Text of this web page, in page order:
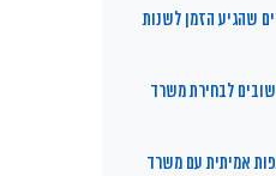
שהגיע הזמן לשנות
לבחירת משרד
אמיתית עם משרד